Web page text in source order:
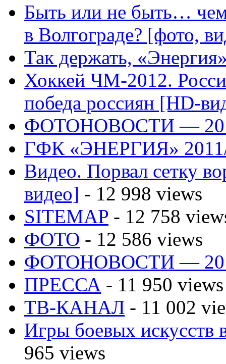
Быть или не быть…
в Волгограде? [фото,
Так держать,
Хоккей ЧМ-2012.
победа россиян [HD-
ФОТОНОВОСТИ —
ГФК «ЭНЕРГИЯ»
Видео. Порвал сетку
видео] - 12 998 views
SITEMAP - 12 758
ФОТО - 12 586 views
ФОТОНОВОСТИ —
ПРЕССА - 11 950 views
ТВ-КАНАЛ - 11 002
Игры боевых искусств
965 views